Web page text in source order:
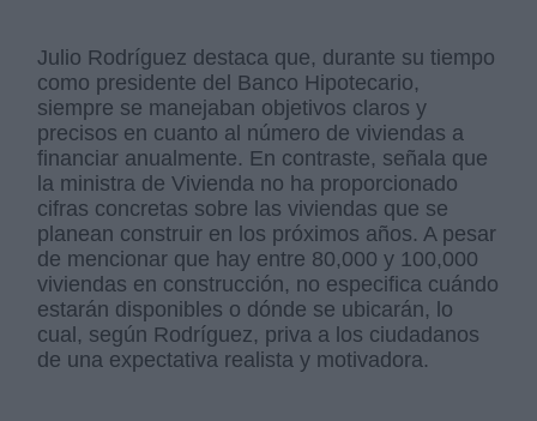
Julio Rodríguez destaca que, durante su tiempo
como presidente del Banco Hipotecario,
siempre se manejaban objetivos claros y
precisos en cuanto al número de viviendas a
financiar anualmente. En contraste, señala que
la ministra de Vivienda no ha proporcionado
cifras concretas sobre las viviendas que se
planean construir en los próximos años. A pesar
de mencionar que hay entre 80,000 y 100,000
viviendas en construcción, no especifica cuándo
estarán disponibles o dónde se ubicarán, lo
cual, según Rodríguez, priva a los ciudadanos
de una expectativa realista y motivadora.